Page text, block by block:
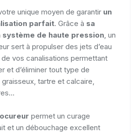
unique moyen de garantir un
parfait. Grâce à sa
système de haute pression, un
sert à propulser des jets d’eau
vos canalisations permettant
et d’éliminer tout type de
tartre et calcaire,
permet un curage
et un débouchage excellent